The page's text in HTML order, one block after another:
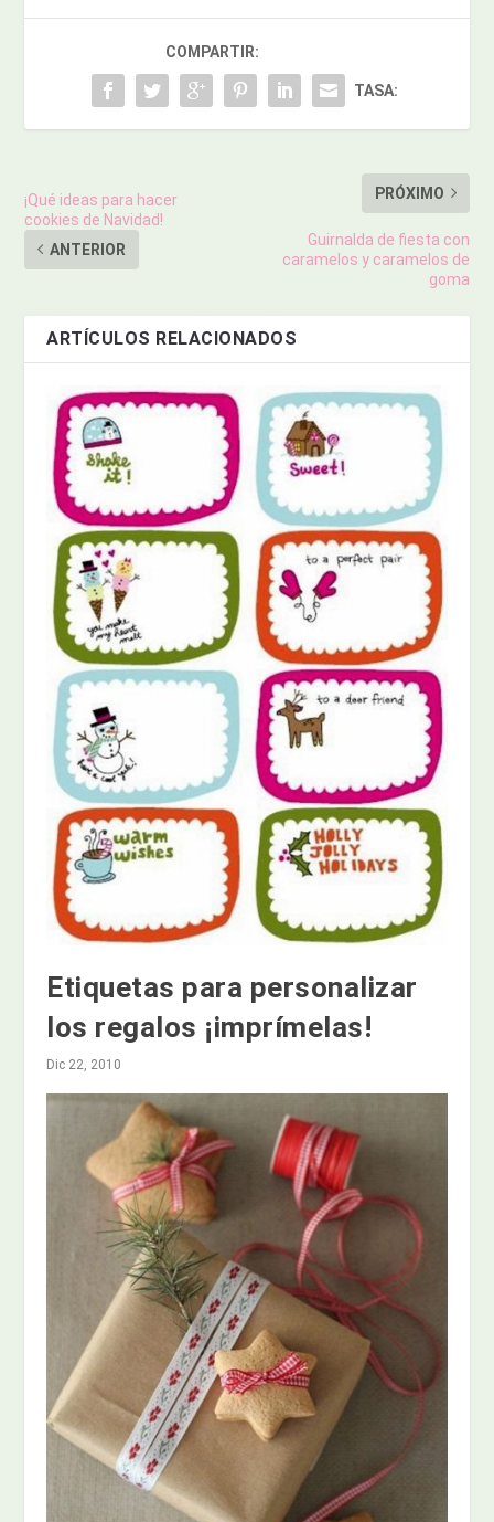
COMPARTIR:
TASA:
¡Qué ideas para hacer
cookies de Navidad!
ANTERIOR
PRÓXIMO
Guirnalda de fiesta con
caramelos y caramelos de
goma
ARTÍCULOS RELACIONADOS
Etiquetas para personalizar
los regalos ¡imprímelas!
Dic 22, 2010